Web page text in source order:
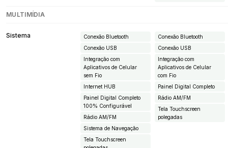
MULTIMÍDIA
Sistema
Conexão Bluetooth
Conexão USB
Integração com
Aplicativos de Celular
sem Fio
Internet HUB
Painel Digital Completo
100% Configurável
Rádio AM/FM
Sistema de Navegação
Tela Touchscreen
Conexão Bluetooth
Conexão USB
Integração com
Aplicativos de Celular
com Fio
Painel Digital Completo
Rádio AM/FM
Tela Touchscreen
polegadas